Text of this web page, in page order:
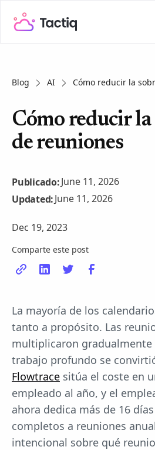
Blog AI Cómo reducir la
Cómo reducir la
de reuniones
Publicado:June 11, 2026
Updated:June 11, 2026
Dec 19, 2023
Comparte este post
La mayoría de los
tanto a propósito. Las
multiplicaron gradualmente
trabajo profundo se
Flowtrace sitúa el coste en
empleado al año, y el
ahora dedica más de 16
completos a reuniones
intencional sobre qué